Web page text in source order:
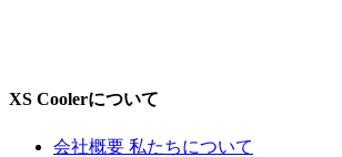
XS Coolerについて
会社概要 私たちについて